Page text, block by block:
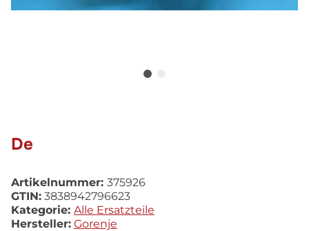
De
Artikelnummer: 375926
GTIN: 3838942796623
Kategorie: Alle Ersatzteile
Hersteller: Gorenje